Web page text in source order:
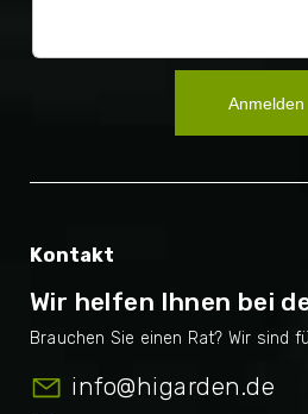
Anmelden
Kontakt
Wir helfen Ihnen bei
info@higarden.de